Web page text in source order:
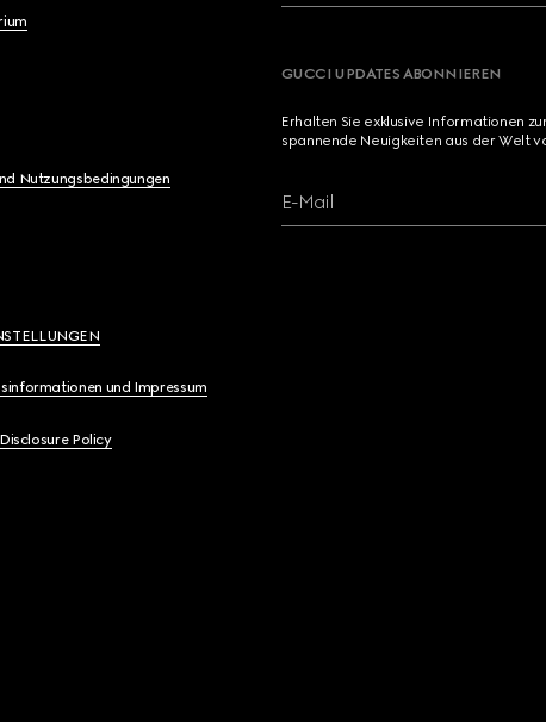
Nutzungsbedingungen
und Impressum
Policy
GUCCI UPDATES ABONNIEREN
Erhalten Sie exklusive Informationen
spannende Neuigkeiten aus der Welt
E-Mail